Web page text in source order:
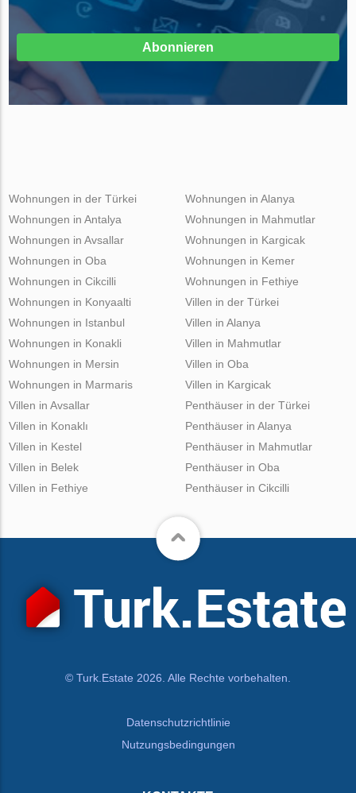
Abonnieren
Wohnungen in der Türkei
Wohnungen in Antalya
Wohnungen in Avsallar
Wohnungen in Oba
Wohnungen in Cikcilli
Wohnungen in Alanya
Wohnungen in Mahmutlar
Wohnungen in Kargicak
Wohnungen in Kemer
Wohnungen in Fethiye
Wohnungen in Konyaalti
Wohnungen in Istanbul
Wohnungen in Konakli
Wohnungen in Mersin
Wohnungen in Marmaris
Villen in der Türkei
Villen in Alanya
Villen in Mahmutlar
Villen in Oba
Villen in Kargicak
Villen in Avsallar
Villen in Konaklı
Villen in Kestel
Villen in Belek
Villen in Fethiye
Penthäuser in der Türkei
Penthäuser in Alanya
Penthäuser in Mahmutlar
Penthäuser in Oba
Penthäuser in Cikcilli
© Turk.Estate 2026. Alle Rechte vorbehalten.
Datenschutzrichtlinie
Nutzungsbedingungen